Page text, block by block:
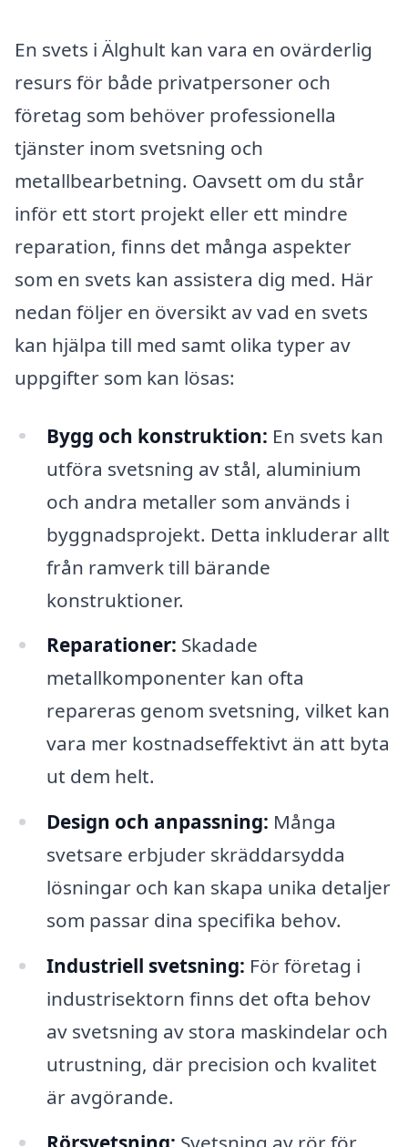
En svets i Älghult kan vara en ovärderlig
resurs för både privatpersoner och
företag som behöver professionella
tjänster inom svetsning och
metallbearbetning. Oavsett om du står
inför ett stort projekt eller ett mindre
reparation, finns det många aspekter
som en svets kan assistera dig med. Här
nedan följer en översikt av vad en svets
kan hjälpa till med samt olika typer av
uppgifter som kan lösas:
Bygg och konstruktion: En svets kan
utföra svetsning av stål, aluminium
och andra metaller som används i
byggnadsprojekt. Detta inkluderar allt
från ramverk till bärande
konstruktioner.
Reparationer: Skadade
metallkomponenter kan ofta
repareras genom svetsning, vilket kan
vara mer kostnadseffektivt än att byta
ut dem helt.
Design och anpassning: Många
svetsare erbjuder skräddarsydda
lösningar och kan skapa unika detaljer
som passar dina specifika behov.
Industriell svetsning: För företag i
industrisektorn finns det ofta behov
av svetsning av stora maskindelar och
utrustning, där precision och kvalitet
är avgörande.